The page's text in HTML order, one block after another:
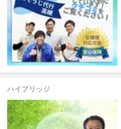
ハイブリッジ